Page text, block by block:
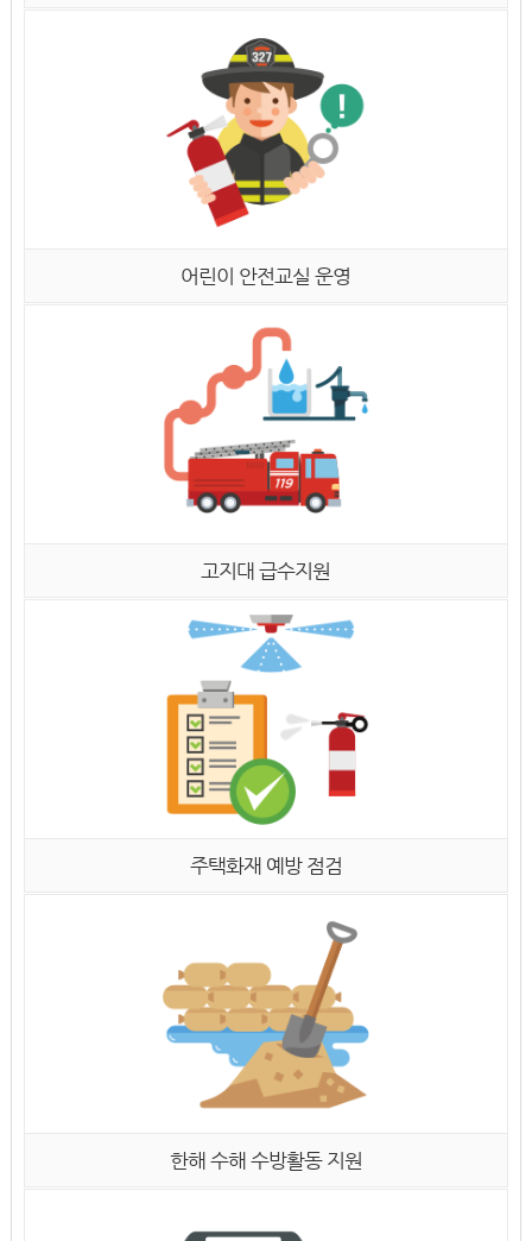
어린이 안전교실 운영
고지대 급수지원
주택화재 예방 점검
한해 수해 수방활동 지원